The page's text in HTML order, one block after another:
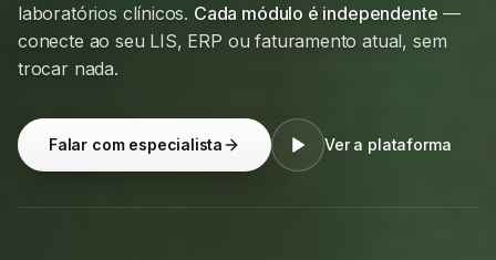
laboratórios clínicos. Cada módulo é independente —
conecte ao seu LIS, ERP ou faturamento atual, sem
trocar nada.
Falar com especialista Ver a plataforma